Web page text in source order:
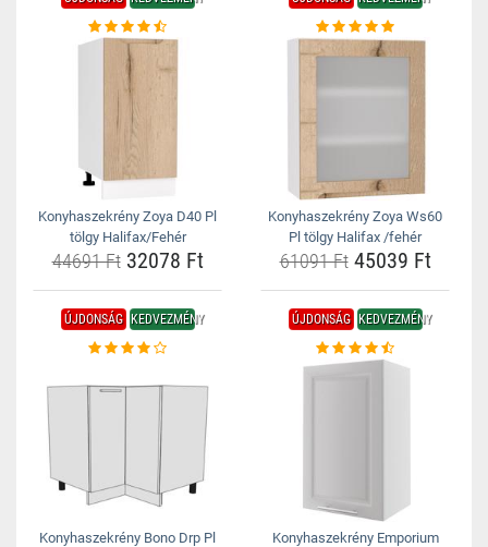
Konyhaszekrény Zoya D40 Pl
tölgy Halifax/Fehér
44691 Ft32078 Ft
Konyhaszekrény Zoya Ws60
Pl tölgy Halifax /fehér
61091 Ft45039 Ft
ÚJDONSÁG KEDVEZMÉNY
Konyhaszekrény Bono Drp Pl
ÚJDONSÁG KEDVEZMÉNY
Konyhaszekrény Emporium